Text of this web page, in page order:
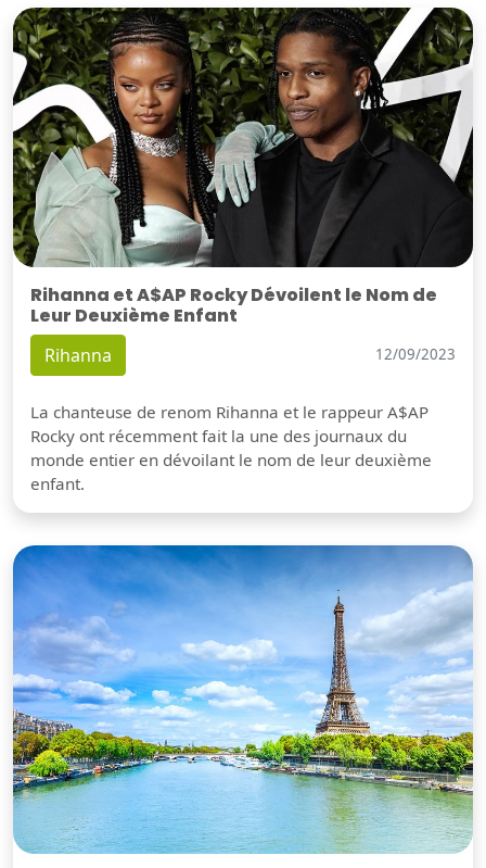
Rihanna et A$AP Rocky Dévoilent le Nom de
Leur Deuxième Enfant
Rihanna 12/09/2023
La chanteuse de renom Rihanna et le rappeur A$AP
Rocky ont récemment fait la une des journaux du
monde entier en dévoilant le nom de leur deuxième
enfant.